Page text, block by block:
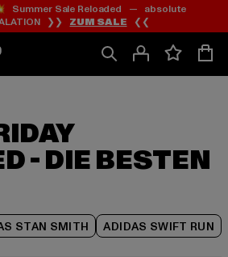
Zum
Inhalt
springen
Zum
Fußzeile
springen
Sale Reloaded — absolute
❯❯ ZUM SALE ❮❮
- DIE BESTEN
STAN SMITH ADIDAS SWIFT RUN
Zum
Produktraster
springen